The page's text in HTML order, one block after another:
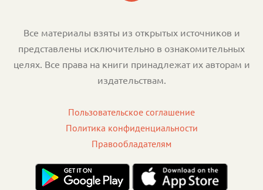
Все материалы взяты из открытых источников и
представлены исключительно в ознакомительных
целях. Все права на книги принадлежат их авторам и
издательствам.
Пользовательское соглашение
Политика конфиденциальности
Правообладателям